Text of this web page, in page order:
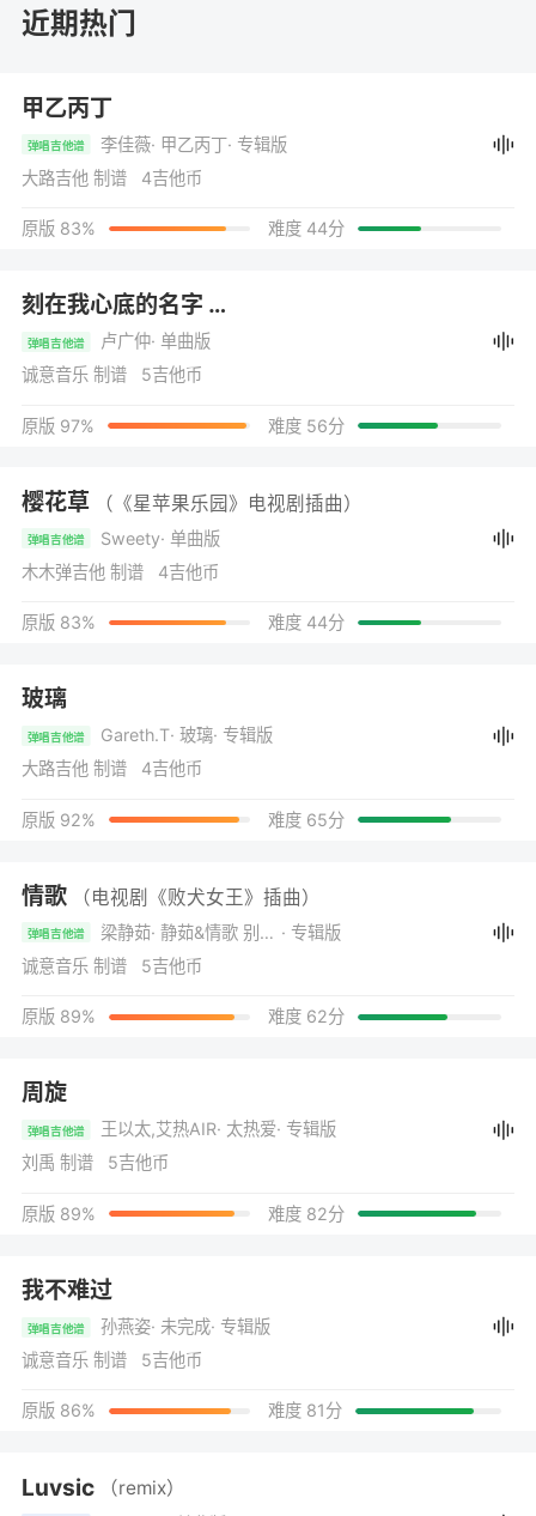
近期热门
甲乙丙丁
弹唱吉他谱 李佳薇· 甲乙丙丁· 专辑版
大路吉他 制谱 4吉他币
原版 83% 难度 44分
刻在我心底的名字
（电影《刻在你心底的名字》主题曲）
弹唱吉他谱 卢广仲· 单曲版
诚意音乐 制谱 5吉他币
原版 97% 难度 56分
樱花草 （《星苹果乐园》电视剧插曲）
弹唱吉他谱 Sweety· 单曲版
木木弹吉他 制谱 4吉他币
原版 83% 难度 44分
玻璃
弹唱吉他谱 Gareth.T· 玻璃· 专辑版
大路吉他 制谱 4吉他币
原版 92% 难度 65分
情歌 （电视剧《败犬女王》插曲）
弹唱吉他谱 梁静茹 · 静茹&情歌 别再为他流泪 · 专辑版
诚意音乐 制谱 5吉他币
原版 89% 难度 62分
周旋
弹唱吉他谱 王以太,艾热AIR· 太热爱· 专辑版
刘禹 制谱 5吉他币
原版 89% 难度 82分
我不难过
弹唱吉他谱 孙燕姿· 未完成· 专辑版
诚意音乐 制谱 5吉他币
原版 86% 难度 81分
Luvsic （remix）